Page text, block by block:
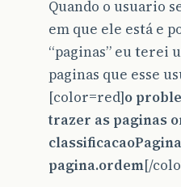
Quando o usuario
em que ele está e
“paginas” eu terei
paginas que esse
[color=red]o
trazer as paginas
pagina.ordem[/